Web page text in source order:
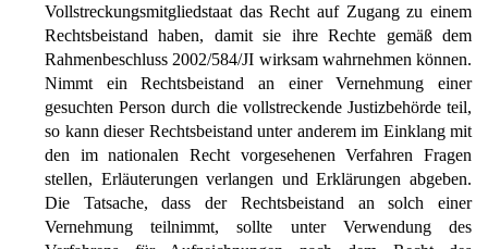
Vollstreckungsmitgliedstaat das Recht auf Zugang zu einem
Rechtsbeistand haben, damit sie ihre Rechte gemäß dem
Rahmenbeschluss 2002/584/JI wirksam wahrnehmen können.
Nimmt ein Rechtsbeistand an einer Vernehmung einer
gesuchten Person durch die vollstreckende Justizbehörde teil,
so kann dieser Rechtsbeistand unter anderem im Einklang mit
den im nationalen Recht vorgesehenen Verfahren Fragen
stellen, Erläuterungen verlangen und Erklärungen abgeben.
Die Tatsache, dass der Rechtsbeistand an solch einer
Vernehmung teilnimmt, sollte unter Verwendung des